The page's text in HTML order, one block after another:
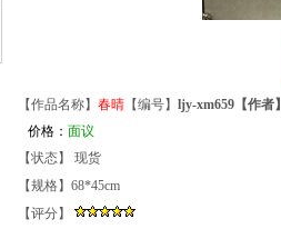
【作品名称】 春晴 【编号】 ljy-xm659【作者】
价格： 面议
【状态】 现货
【规格】68*45cm
【评分】